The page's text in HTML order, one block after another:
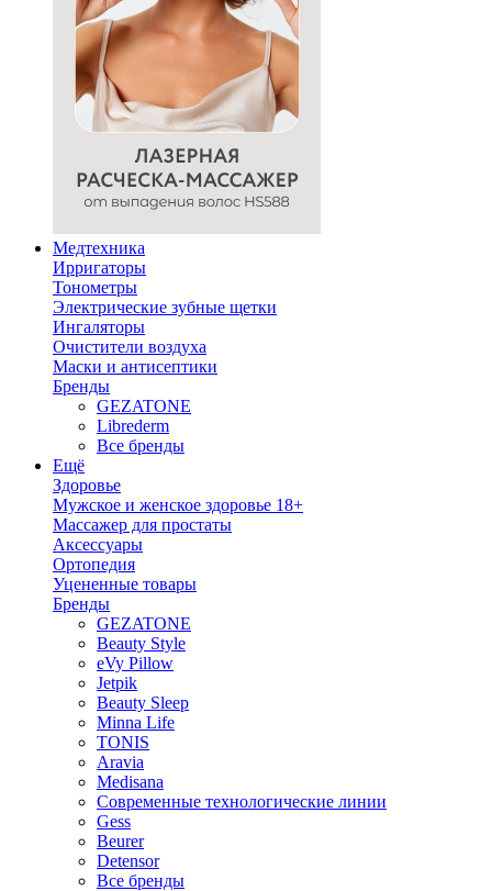
Медтехника
Ирригаторы
Тонометры
Электрические зубные щетки
Ингаляторы
Очистители воздуха
Маски и антисептики
Бренды
GEZATONE
Librederm
Все бренды
Ещё
Здоровье
Мужское и женское здоровье 18+
Массажер для простаты
Аксессуары
Ортопедия
Уцененные товары
Бренды
GEZATONE
Beauty Style
eVy Pillow
Jetpik
Beauty Sleep
Minna Life
TONIS
Aravia
Medisana
Современные технологические линии
Gess
Beurer
Detensor
Все бренды